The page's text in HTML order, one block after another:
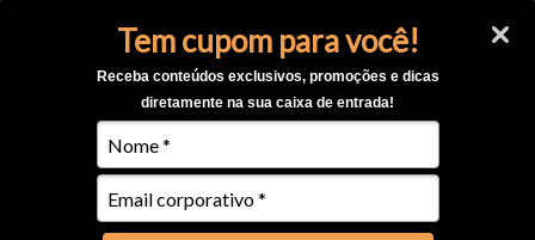
Tem cupom para você!
Receba conteúdos exclusivos, promoções e dicas
diretamente na sua caixa de entrada!